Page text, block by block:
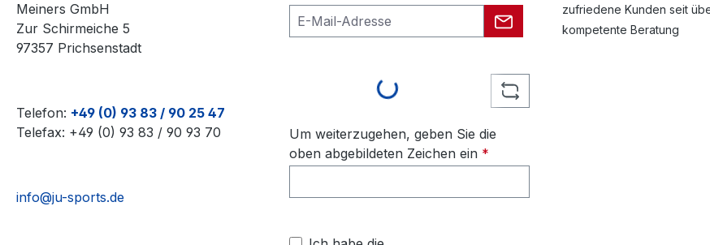
Meiners GmbH
Zur Schirmeiche 5
97357 Prichsenstadt
Telefon: +49 (0) 93 83 / 90 25 47
Telefax: +49 (0) 93 83 / 90 93 70
info@ju-sports.de
Loading...
Um weiterzugehen, geben Sie die
oben abgebildeten Zeichen ein *
zufriedene Kunden seit
kompetente Beratung